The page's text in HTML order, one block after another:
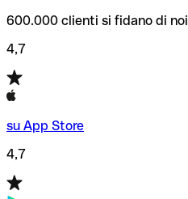
600.000 clienti si fidano di noi
4,7
su App Store
4,7